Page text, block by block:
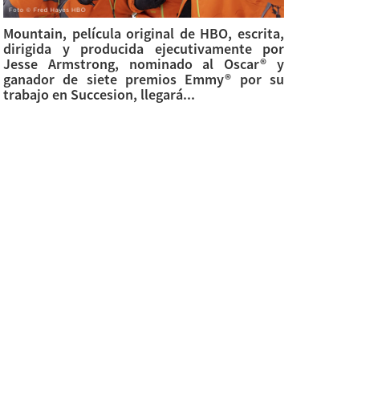
Mountain, película original de HBO, escrita,
dirigida y producida ejecutivamente por
Jesse Armstrong, nominado al Oscar® y
ganador de siete premios Emmy® por su
trabajo en Succesion, llegará...